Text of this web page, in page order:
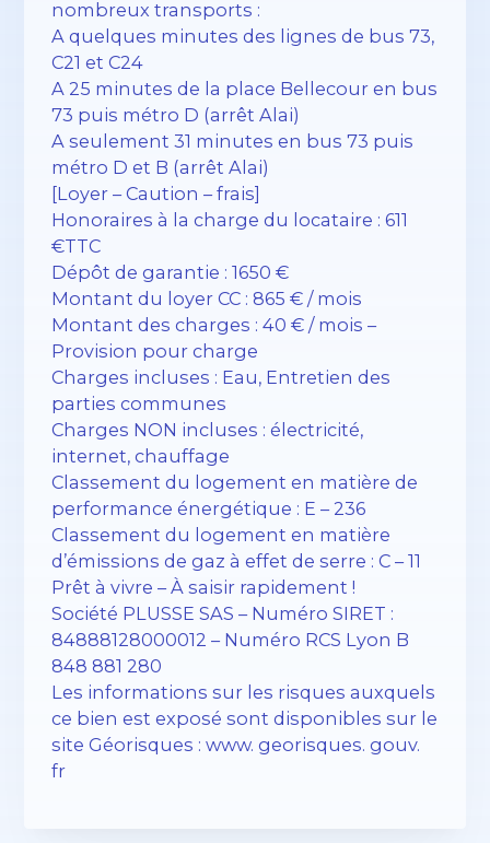
nombreux transports :
A quelques minutes des lignes de bus 73,
C21 et C24
A 25 minutes de la place Bellecour en bus
73 puis métro D (arrêt Alai)
A seulement 31 minutes en bus 73 puis
métro D et B (arrêt Alai)
[Loyer – Caution – frais]
Honoraires à la charge du locataire : 611
€TTC
Dépôt de garantie : 1650 €
Montant du loyer CC : 865 € / mois
Montant des charges : 40 € / mois –
Provision pour charge
Charges incluses : Eau, Entretien des
parties communes
Charges NON incluses : électricité,
internet, chauffage
Classement du logement en matière de
performance énergétique : E – 236
Classement du logement en matière
d’émissions de gaz à effet de serre : C – 11
Prêt à vivre – À saisir rapidement !
Société PLUSSE SAS – ​​Numéro SIRET :
84888128000012 – Numéro RCS Lyon B
848 881 280
Les informations sur les risques auxquels
ce bien est exposé sont disponibles sur le
site Géorisques : www. georisques. gouv.
fr